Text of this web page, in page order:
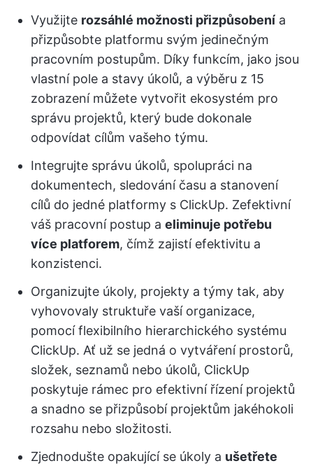
Využijte rozsáhlé možnosti přizpůsobení a
přizpůsobte platformu svým jedinečným
pracovním postupům. Díky funkcím, jako jsou
vlastní pole a stavy úkolů, a výběru z 15
zobrazení můžete vytvořit ekosystém pro
správu projektů, který bude dokonale
odpovídat cílům vašeho týmu.
Integrujte správu úkolů, spolupráci na
dokumentech, sledování času a stanovení
cílů do jedné platformy s ClickUp. Zefektivní
váš pracovní postup a eliminuje potřebu
více platforem, čímž zajistí efektivitu a
konzistenci.
Organizujte úkoly, projekty a týmy tak, aby
vyhovovaly struktuře vaší organizace,
pomocí flexibilního hierarchického systému
ClickUp. Ať už se jedná o vytváření prostorů,
složek, seznamů nebo úkolů, ClickUp
poskytuje rámec pro efektivní řízení projektů
a snadno se přizpůsobí projektům jakéhokoli
rozsahu nebo složitosti.
Zjednodušte opakující se úkoly a ušetřete